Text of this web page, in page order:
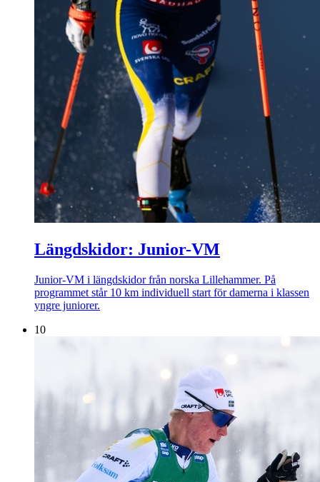
Längdskidor: Junior-VM
Junior-VM i längdskidor från norska Lillehammer. På
programmet står 10 km individuell start för damerna i klassen
yngre juniorer.
10